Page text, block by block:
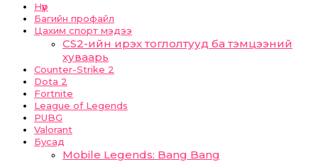
Нүүр
Багийн профайл
Цахим спорт мэдээ
CS2-ийн ирэх тоглолтууд ба тэмцээний
хуваарь
Counter-Strike 2
Dota 2
Fortnite
League of Legends
PUBG
Valorant
Бусад
Mobile Legends: Bang Bang